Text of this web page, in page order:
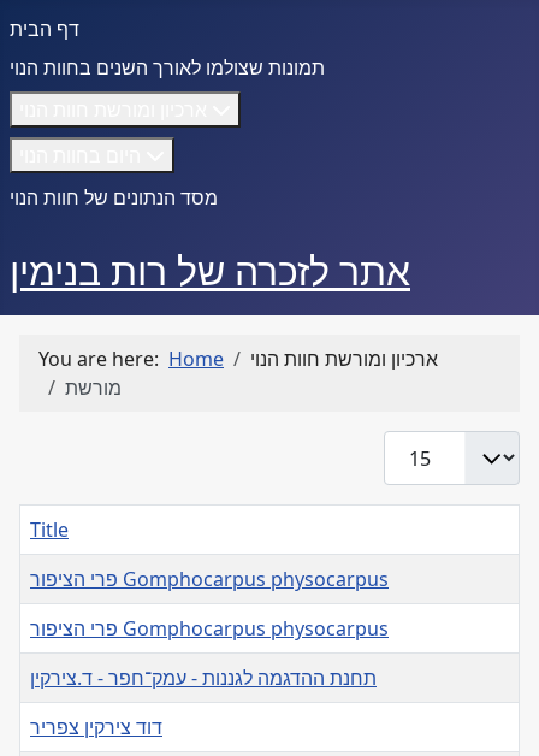
דף הבית
תמונות שצולמו לאורך השנים בחוות הנוי
מסד הנתונים של חוות הנוי
אתר לזכרה של רות בנימין
You are here: Home
ארכיון ומורשת חוות הנוי
מורשת
Title
פרי הציפור Gomphocarpus physocarpus
פרי הציפור Gomphocarpus physocarpus
תחנת ההדגמה לגננות - עמק־חפר - ד.צירקין
דוד צירקין צפריר